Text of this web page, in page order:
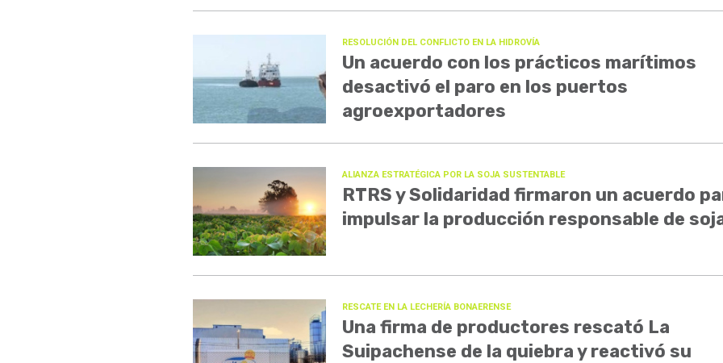
RESOLUCIÓN DEL CONFLICTO EN LA HIDROVÍA
Un acuerdo con los prácticos marítimos
desactivó el paro en los puertos
agroexportadores
ALIANZA ESTRATÉGICA POR LA SOJA SUSTENTABLE
RTRS y Solidaridad firmaron un acuerdo
impulsar la producción responsable de
RESCATE EN LA LECHERÍA BONAERENSE
Una firma de productores rescató La
Suipachense de la quiebra y reactivó su